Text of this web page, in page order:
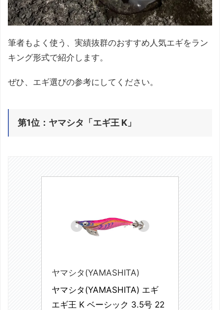
筆者もよく使う、実績抜群のおすすめ人気エギをラン
キング形式で紹介します。
ぜひ、エギ選びの参考にしてください。
第1位：ヤマシタ「エギ王 K」
ヤマシタ(YAMASHITA)
ヤマシタ(YAMASHITA) エギ
エギ王 K ベーシック 3.5号 22